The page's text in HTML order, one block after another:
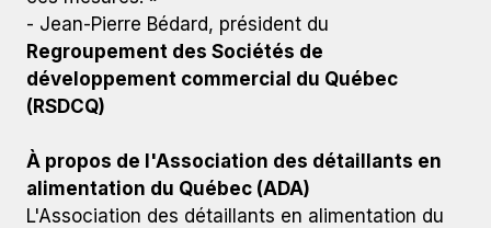
- Jean-Pierre Bédard, président du
Regroupement des Sociétés de
développement commercial du Québec
(RSDCQ)
À propos de l'Association des détaillants en
alimentation du Québec (ADA)
L'Association des détaillants en alimentation du